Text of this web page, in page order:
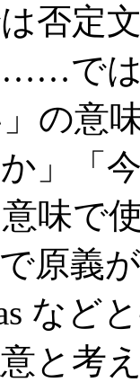
否定
……で
の意
」「
味で
原義
など
と考